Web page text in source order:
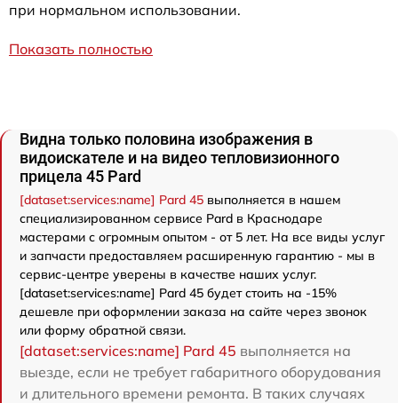
при нормальном использовании.
Показать полностью
Видна только половина изображения в
видоискателе и на видео тепловизионного
прицела 45 Pard
[dataset:services:name] Pard 45 выполняется в нашем
специализированном сервисе Pard в Краснодаре
мастерами с огромным опытом - от 5 лет. На все виды услуг
и запчасти предоставляем расширенную гарантию - мы в
сервис-центре уверены в качестве наших услуг.
[dataset:services:name] Pard 45 будет стоить на -15%
дешевле при оформлении заказа на сайте через звонок
или форму обратной связи.
[dataset:services:name] Pard 45 выполняется на
выезде, если не требует габаритного оборудования
и длительного времени ремонта. В таких случаях